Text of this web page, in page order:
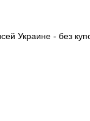
Украине - без